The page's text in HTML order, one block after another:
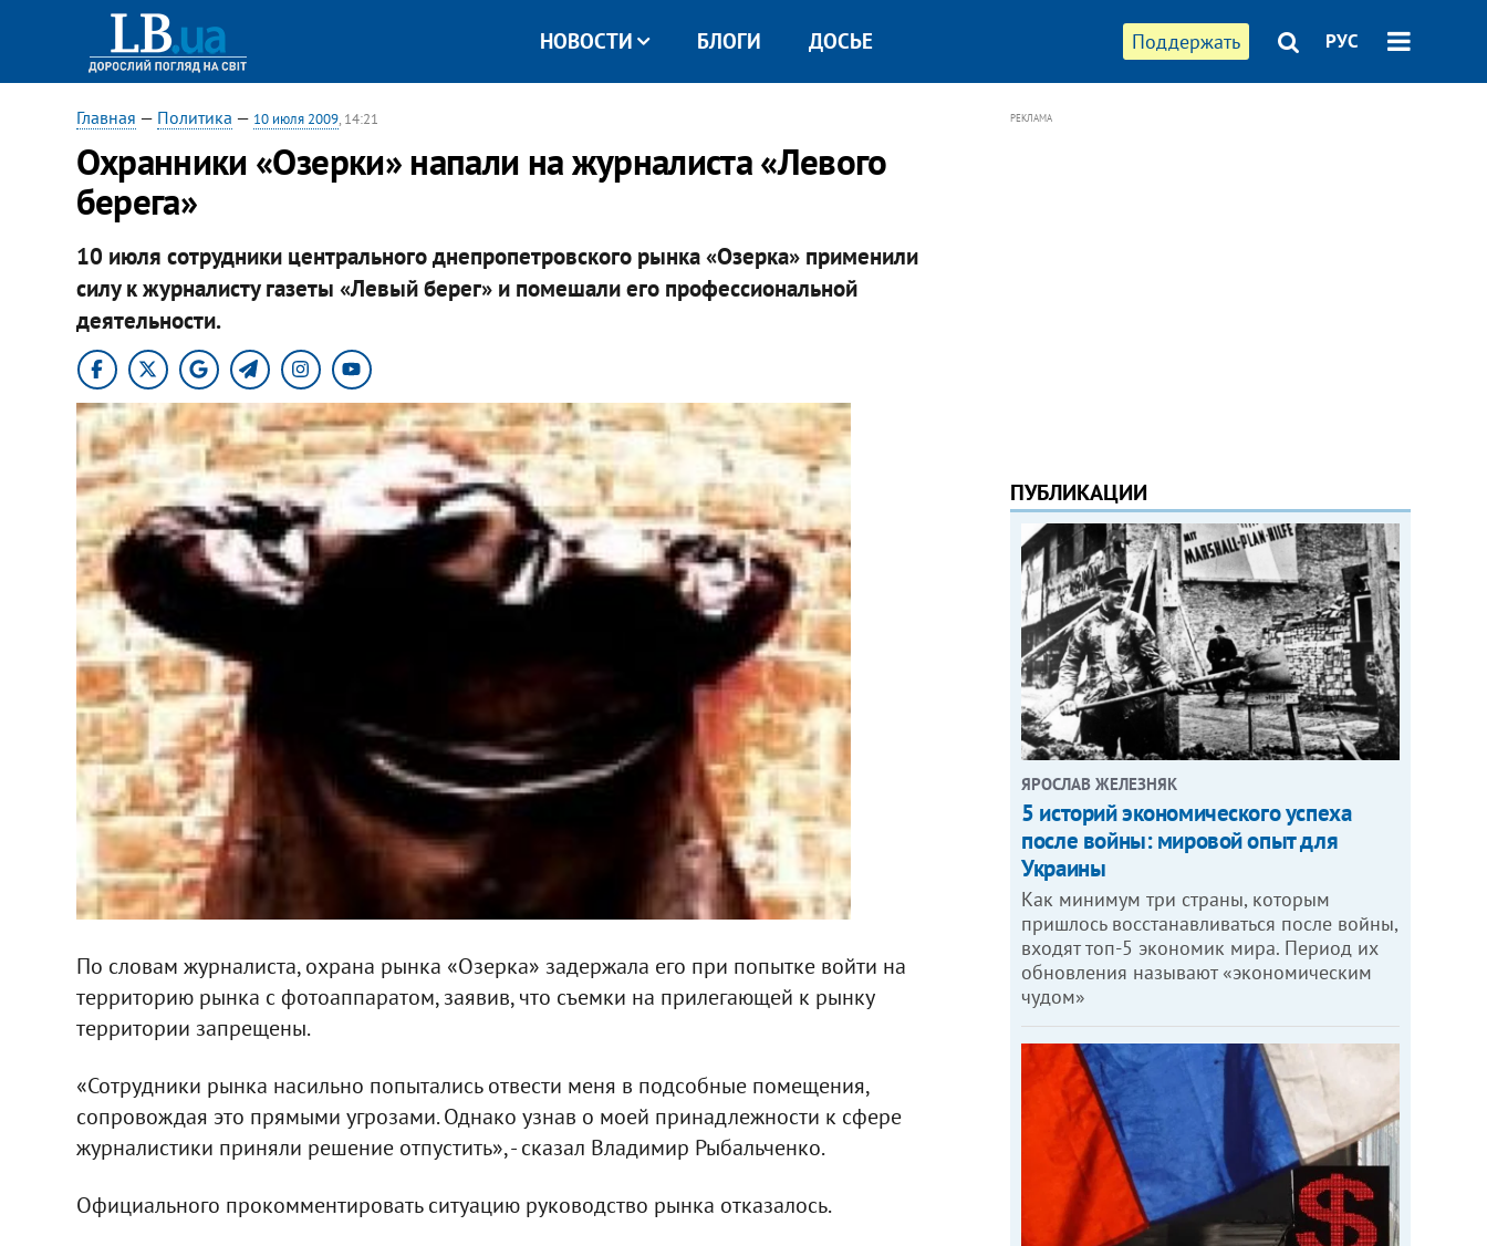
Поддержать РУС
НОВОСТИ БЛОГИ ДОСЬЕ
Главная — Политика — 10 июля 2009, 14:21
Охранники «Озерки» напали на журналиста «Левого
берега»
10 июля сотрудники центрального днепропетровского рынка «Озерка» применили
силу к журналисту газеты «Левый берег» и помешали его профессиональной
деятельности.
По словам журналиста, охрана рынка «Озерка» задержала его при попытке войти на
территорию рынка с фотоаппаратом, заявив, что съемки на прилегающей к рынку
территории запрещены.
«Сотрудники рынка насильно попытались отвести меня в подсобные помещения,
сопровождая это прямыми угрозами. Однако узнав о моей принадлежности к сфере
журналистики приняли решение отпустить», - сказал Владимир Рыбальченко.
Официального прокомментировать ситуацию руководство рынка отказалось.
РЕКЛАМА
ПУБЛИКАЦИИ
ЯРОСЛАВ ЖЕЛЕЗНЯК
5 историй экономического успеха
после войны: мировой опыт для
Украины
Как минимум три страны, которым
пришлось восстанавливаться после войны,
входят топ-5 экономик мира. Период их
обновления называют «экономическим
чудом»